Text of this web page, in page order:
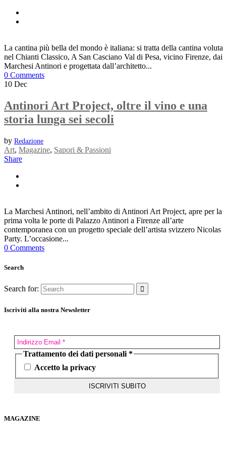
La cantina più bella del mondo è italiana: si tratta della cantina voluta
nel Chianti Classico, A San Casciano Val di Pesa, vicino Firenze, dai
Marchesi Antinori e progettata dall’architetto...
0 Comments
10 Dec
Antinori Art Project, oltre il vino e una
storia lunga sei secoli
by Redazione
Art, Magazine, Sapori & Passioni
Share
La Marchesi Antinori, nell’ambito di Antinori Art Project, apre per la
prima volta le porte di Palazzo Antinori a Firenze all’arte
contemporanea con un progetto speciale dell’artista svizzero Nicolas
Party. L’occasione...
0 Comments
Search
Search for:
Iscriviti alla nostra Newsletter
Trattamento dei dati personali *
Accetto la privacy
MAGAZINE